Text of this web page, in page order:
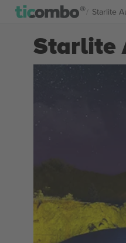
Starlite
Starlite